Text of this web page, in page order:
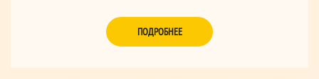
ПОДРОБНЕЕ